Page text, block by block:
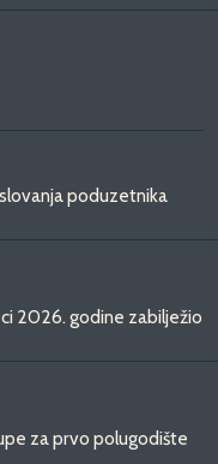
poduzetnika
2026. godine zabilježio
za prvo polugodište